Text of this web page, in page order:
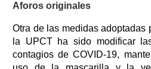
Aforos originales
Otra de las medidas adoptadas
la UPCT ha sido modificar
contagios de COVID-19,